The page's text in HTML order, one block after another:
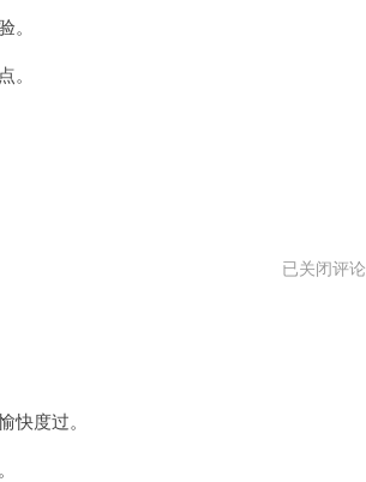
白
月
已关闭评论
度过。